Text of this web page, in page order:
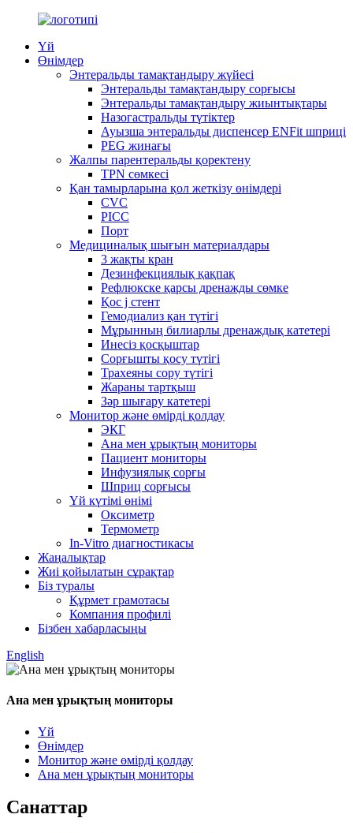
Үй
Өнімдер
Энтеральды тамақтандыру жүйесі
Энтеральды тамақтандыру сорғысы
Энтеральды тамақтандыру жиынтықтары
Назогастральды түтіктер
Ауызша энтеральды диспенсер ENFit шприці
PEG жинағы
Жалпы парентеральды қоректену
TPN сөмкесі
Қан тамырларына қол жеткізу өнімдері
CVC
PICC
Порт
Медициналық шығын материалдары
3 жақты кран
Дезинфекциялық қақпақ
Рефлюкске қарсы дренажды сөмке
Қос j стент
Гемодиализ қан түтігі
Мұрынның билиарлы дренаждық катетері
Инесіз қосқыштар
Сорғышты қосу түтігі
Трахеяны сору түтігі
Жараны тартқыш
Зәр шығару катетері
Монитор және өмірді қолдау
ЭКГ
Ана мен ұрықтың мониторы
Пациент мониторы
Инфузиялық сорғы
Шприц сорғысы
Үй күтімі өнімі
Оксиметр
Термометр
In-Vitro диагностикасы
Жаңалықтар
Жиі қойылатын сұрақтар
Біз туралы
Құрмет грамотасы
Компания профилі
Бізбен хабарласыңы
English
Ана мен ұрықтың мониторы
Үй
Өнімдер
Монитор және өмірді қолдау
Ана мен ұрықтың мониторы
Санаттар